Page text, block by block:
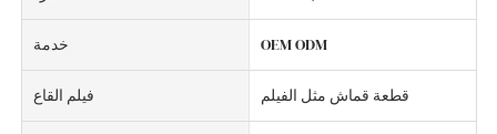
خدمة OEM ODM
فيلم القاع قطعة قماش مثل الفيلم